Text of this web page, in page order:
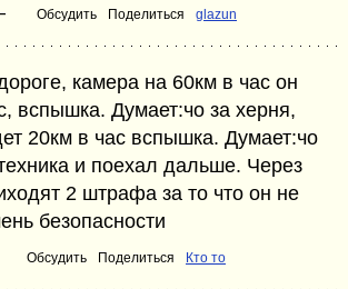
Обсудить Поделиться glazun
камера на 60км в час он
вспышка. Думает:чо за херня,
20км в час вспышка. Думает:чо
и поехал дальше. Через
2 штрафа за то что он не
безопасности
Обсудить Поделиться Кто то